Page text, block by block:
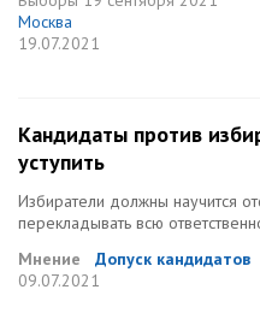
Москва
19.07.2021
Кандидаты против
уступить
Избиратели должны научится
перекладывать всю
Мнение
Допуск кандидатов
09.07.2021